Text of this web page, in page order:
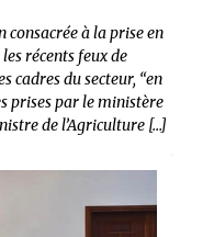
consacrée à la prise en
récents feux de
cadres du secteur, “en
prises par le ministère
de l’Agriculture […]